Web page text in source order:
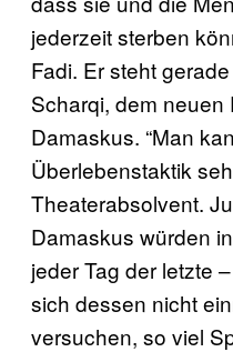
jederzeit sterben
Fadi. Er steht
Scharqi, dem neuen
Damaskus. “Man
Überlebenstaktik
Theaterabsolvent.
Damaskus würden
jeder Tag der letzte
sich dessen nicht
versuchen, so viel